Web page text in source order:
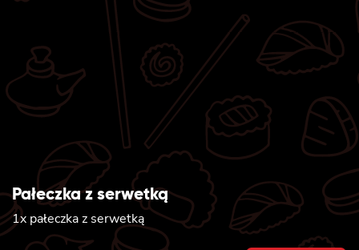
Pałeczka z serwetką
1x pałeczka z serwetką